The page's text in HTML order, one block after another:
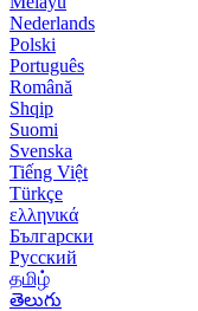
Nederlands
Polski
Português
Română
Shqip
Suomi
Svenska
Tiếng Việt
Türkçe
ελληνικά
Български
Русский
தமிழ்
తెలుగు